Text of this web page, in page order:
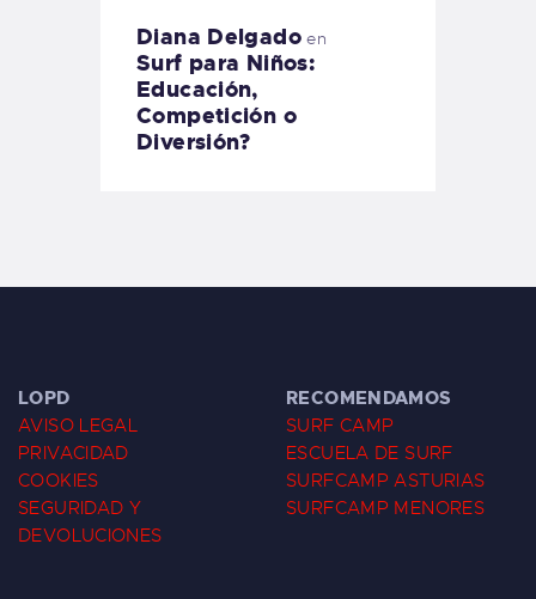
Diana Delgadoen
Surf para Niños:
Educación,
Competición o
Diversión?
LOPD
AVISO LEGAL
PRIVACIDAD
COOKIES
SEGURIDAD Y
DEVOLUCIONES
RECOMENDAMOS
SURF CAMP
ESCUELA DE SURF
SURFCAMP ASTURIAS
SURFCAMP MENORES